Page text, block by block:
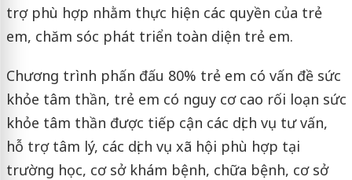
trợ phù hợp nhằm thực hiện các quyền của trẻ
em, chăm sóc phát triển toàn diện trẻ em.
Chương trình phấn đấu 80% trẻ em có vấn đề sức
khỏe tâm thần, trẻ em có nguy cơ cao rối loạn sức
khỏe tâm thần được tiếp cận các dịch vụ tư vấn,
hỗ trợ tâm lý, các dịch vụ xã hội phù hợp tại
trường học, cơ sở khám bệnh, chữa bệnh, cơ sở